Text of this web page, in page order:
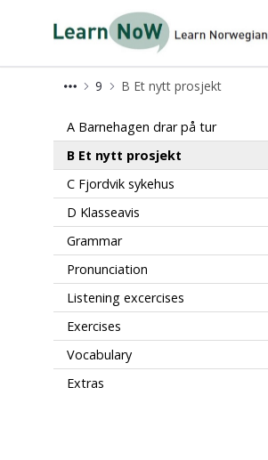
LearnNoW
9 B Et nytt prosjekt
9B Et nytt prosjekt -
A Barnehagen drar på tur
B Et nytt prosjekt
C Fjordvik sykehus
D Klasseavis
Grammar
Pronunciation
Listening excercises
Exercises
Vocabulary
Extras